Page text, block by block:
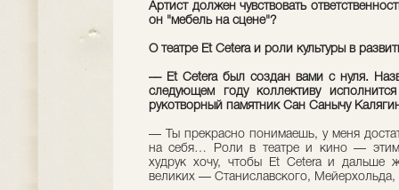
Артист должен чувствовать
он "мебель на сцене"?
О театре Et Cetera и роли культуры в
–– Et Cetera был создан вами с нуля.
следующем году коллективу
рукотворный памятник Сан Санычу
–– Ты прекрасно понимаешь, у меня
на себя… Роли в театре и кино — этим
худрук хочу, чтобы Et Cetera и дальше
великих — Станиславского,